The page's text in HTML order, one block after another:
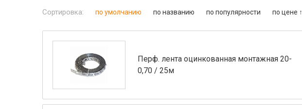
Сортировка: по умолчанию по названию по популярности по цене ↑
Перф. лента оцинкованная монтажная 20-
0,70 / 25м